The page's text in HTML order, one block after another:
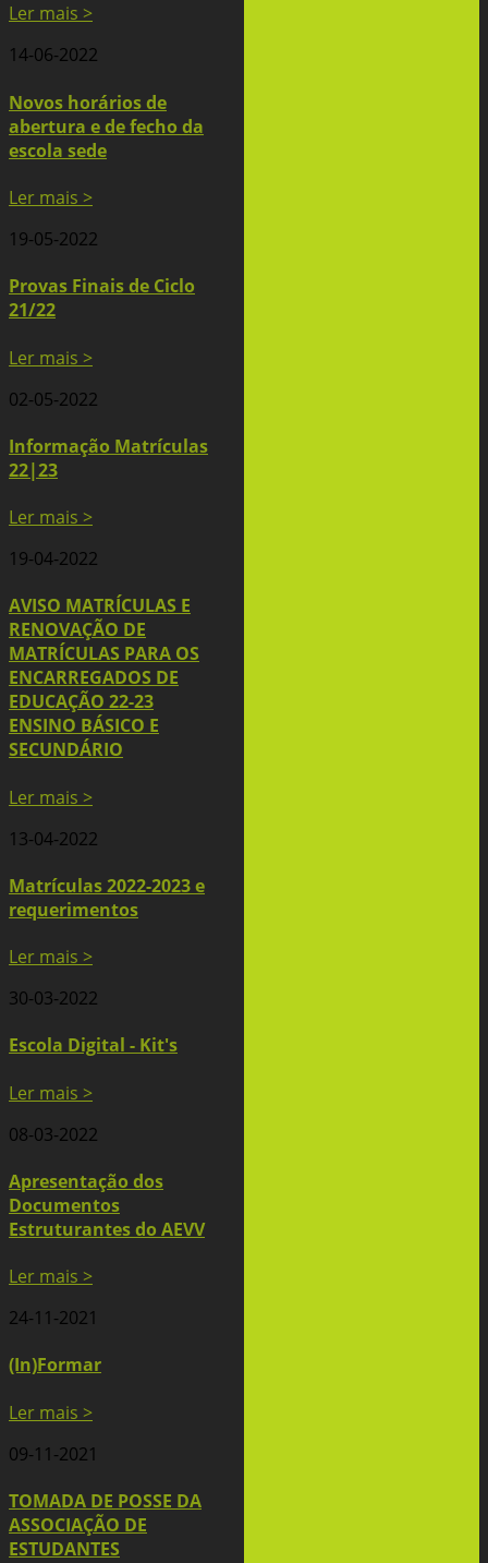
Ler mais >
14-06-2022
Novos horários de
abertura e de fecho da
escola sede
Ler mais >
19-05-2022
Provas Finais de Ciclo
21/22
Ler mais >
02-05-2022
Informação Matrículas
22|23
Ler mais >
19-04-2022
AVISO MATRÍCULAS E
RENOVAÇÃO DE
MATRÍCULAS PARA OS
ENCARREGADOS DE
EDUCAÇÃO 22-23
ENSINO BÁSICO E
SECUNDÁRIO
Ler mais >
13-04-2022
Matrículas 2022-2023 e
requerimentos
Ler mais >
30-03-2022
Escola Digital - Kit's
Ler mais >
08-03-2022
Apresentação dos
Documentos
Estruturantes do AEVV
Ler mais >
24-11-2021
(In)Formar
Ler mais >
09-11-2021
TOMADA DE POSSE DA
ASSOCIAÇÃO DE
ESTUDANTES